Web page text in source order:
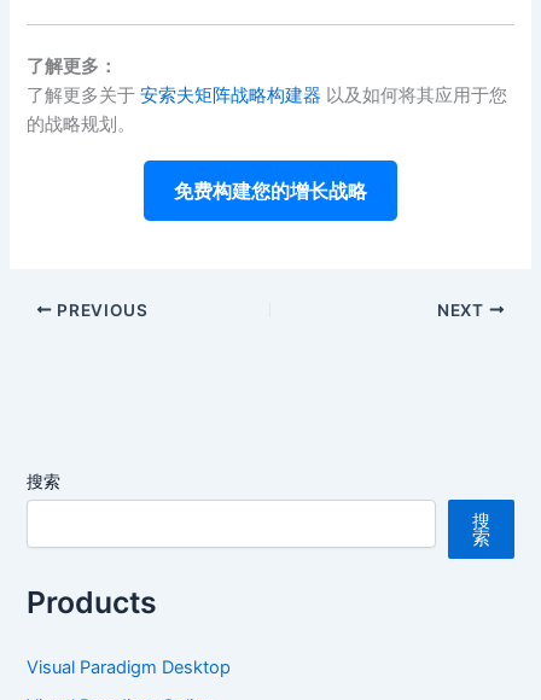
了解更多：
了解更多关于安索夫矩阵战略构建器 以及如何将其应用于您
的战略规划。
免费构建您的增长战略
PREVIOUS NEXT
搜索
搜
索
Products
Visual Paradigm Desktop